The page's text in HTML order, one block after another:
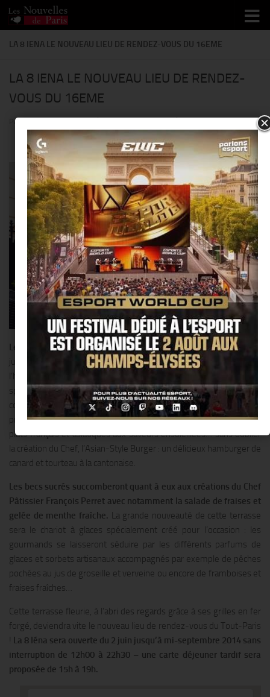
Skip to content
LA 8 IENA LE NOUVEAU LIEU DE RENDEZ-VOUS DU 16EME
LA 8 IENA LE NOUVEAU LIEU DE RENDEZ-
VOUS DU 16EME
PAR
Le Shangri-La Hotel, Paris dévoile ses plus beaux atours dès le 2
juin avec La 8 Iéna, sa nouvelle terrasse située dans l’avant-cour de
spécialement imaginée par le Chef Exécutif Philippe Labbé
comblera les petites et les grandes faims :salades légères et
printanières comme la Salade de crabe au pamplemousse rose,
plats français et asiatiques aux saveurs ensoleillées… sans oublier
la création du Chef, l’Asian-Style Burger : un délicieux hamburger de
canard et tourteau à la cantonaise.
Les becs sucrés succomberont quant à eux aux créations du Chef
Pâtissier François Perret avec notamment la salade de fraises et
gelée de menthe fraîche. La grande nouveauté de cette terrasse
sera le chariot à glaces spécialement créé pour l’occasion : les
gourmands se laisseront séduire par les différents parfums de
glaces et sorbets artisanaux accompagnés par exemple de pêches
pochées au jus de groseille et verveine ou encore de framboises et
fraises fraîches…
Cette terrasse fleurie, à l’abri des regards grâce à ses grilles en fer
forgé, deviendra vite le nouveau lieu de rendez-vous du Tout-Paris
La 8 Iéna sera ouverte du 2 juin jusqu’à mi-septembre 2014 sans
interruption de 12h00 à 22h30 – une carte déjeuner tardif sera
proposée de 15h à 19h.